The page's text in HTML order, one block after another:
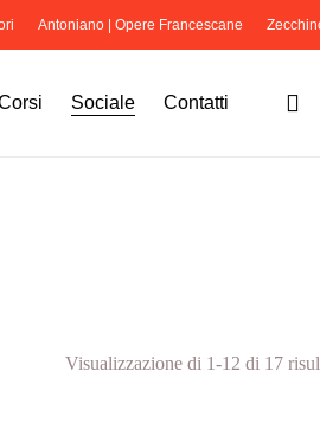
Antoniano | Opere Francescane
Sociale Contatti
Visualizzazione di 1-12 di 17